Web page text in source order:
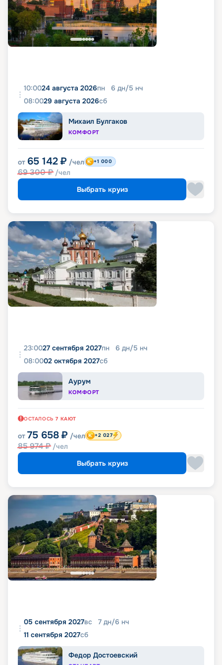
10:0024 августа 2026пн 6 дн/5 нч
08:0029 августа 2026сб
Михаил Булгаков
КОМФОРТ
от 65 142 ₽ /чел
69 300₽ /чел
+1 000
Выбрать круиз
23:0027 сентября 2027пн 6 дн/5 нч
08:0002 октября 2027сб
Аурум
КОМФОРТ
ОСТАЛОСЬ 7 КАЮТ
от 75 658 ₽ /чел
85 974₽ /чел
+2 027
Выбрать круиз
05 сентября 2027вс 7 дн/6 нч
11 сентября 2027сб
Федор Достоевский